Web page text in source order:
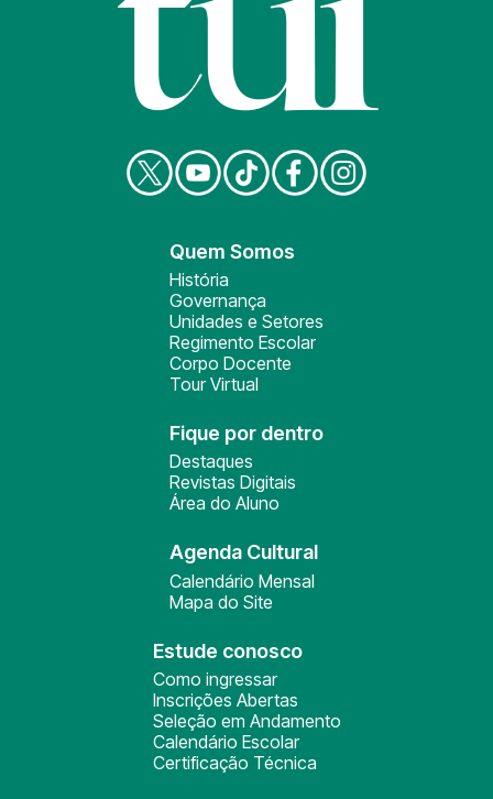
Quem Somos
História
Governança
Unidades e Setores
Regimento Escolar
Corpo Docente
Tour Virtual
Fique por dentro
Destaques
Revistas Digitais
Área do Aluno
Agenda Cultural
Calendário Mensal
Mapa do Site
Estude conosco
Como ingressar
Inscrições Abertas
Seleção em Andamento
Calendário Escolar
Certificação Técnica